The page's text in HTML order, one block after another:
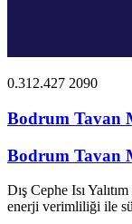
0.312.427 2090
Bodrum Tavan
Bodrum Tavan
Dış Cephe Isı
enerji verimliliği ile